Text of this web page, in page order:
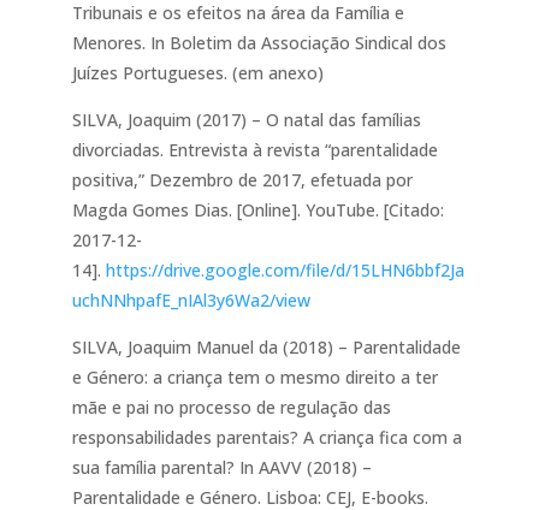
Tribunais e os efeitos na área da Família e
Menores. In Boletim da Associação Sindical dos
Juízes Portugueses. (em anexo)
SILVA, Joaquim (2017) – O natal das famílias
divorciadas. Entrevista à revista “parentalidade
positiva,” Dezembro de 2017, efetuada por
Magda Gomes Dias. [Online]. YouTube. [Citado:
2017-12-
14]. https://drive.google.com/file/d/15LHN6bbf2Ja
uchNNhpafE_ nIAl3y6Wa2/view
SILVA, Joaquim Manuel da (2018) – Parentalidade
e Género: a criança tem o mesmo direito a ter
mãe e pai no processo de regulação das
responsabilidades parentais? A criança fica com a
sua família parental? In AAVV (2018) –
Parentalidade e Género. Lisboa: CEJ, E-books.